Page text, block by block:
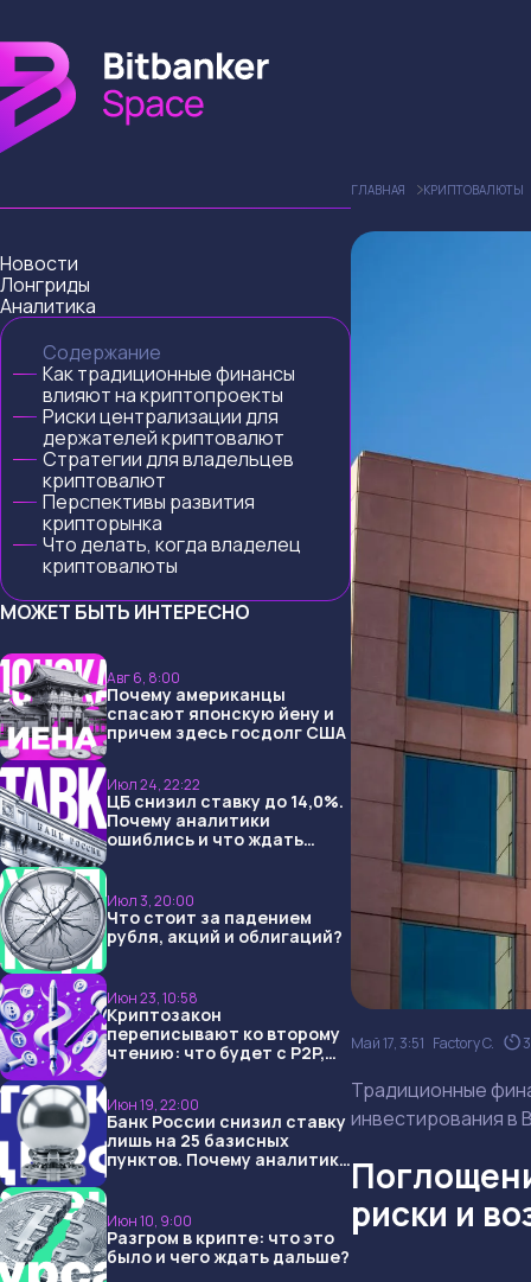
Новости
Лонгриды
Аналитика
Содержание
Как традиционные финансы
влияют на криптопроекты
Риски централизации для
держателей криптовалют
Стратегии для владельцев
криптовалют
Перспективы развития
крипторынка
Что делать, когда владелец
криптовалюты
МОЖЕТ БЫТЬ ИНТЕРЕСНО
Авг 6, 8:00
Почему американцы
спасают японскую йену и
причем здесь госдолг США
Июл 24, 22:22
ЦБ снизил ставку до 14,0%.
Почему аналитики
ошиблись и что ждать
Июл 3, 20:00
Что стоит за падением
рубля, акций и облигаций?
Июн 23, 10:58
Криптозакон
переписывают ко второму
чтению: что будет с P2P,
Июн 19, 22:00
Банк России снизил ставку
лишь на 25 базисных
пунктов. Почему аналитики
Июн 10, 9:00
Разгром в крипте: что это
было и чего ждать дальше?
ГЛАВНАЯ КРИПТОВАЛЮТЫ
Май 17, 3:51 Factory C.
Традиционные
инвестирования в
риски и